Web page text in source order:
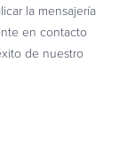
la mensajería
en contacto
de nuestro